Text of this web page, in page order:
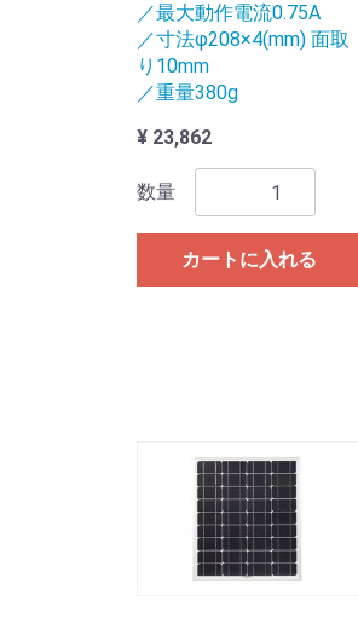
／最大動作電流0.75A
／寸法φ208×4(mm) 面取
り10mm
／重量380g
¥ 23,862
数量
カートに入れる